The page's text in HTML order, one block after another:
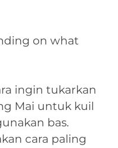
on what
ingin tukarkan
Mai untuk kuil
bas.
cara paling